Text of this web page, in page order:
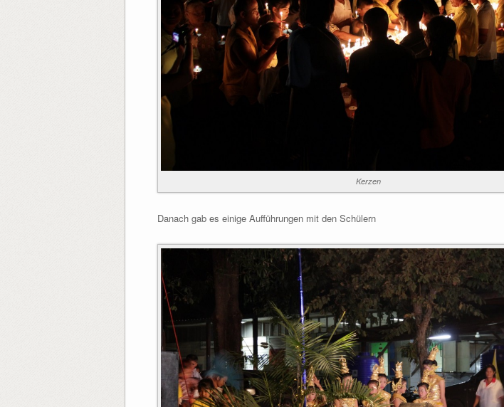
Kerzen
Danach gab es einige Aufführungen mit den Schülern